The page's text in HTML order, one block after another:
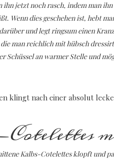
ihn jetzt noch rasch, indem man
Wenn dies geschehen ist, hebt
und legt ringsum einen
man reichlich mit hübsch
Schüssel an warmer Stelle und
klingt nach einer absolut
Kalbs-Cotelettes klopft und